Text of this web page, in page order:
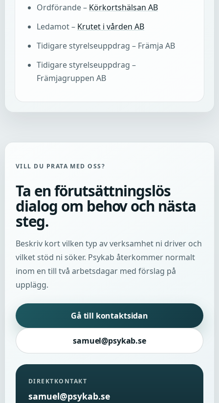
Ordförande – Körkortshälsan AB
Ledamot – Krutet i vården AB
Tidigare styrelseuppdrag – Främja AB
Tidigare styrelseuppdrag –
Främjagruppen AB
VILL DU PRATA MED OSS?
Ta en förutsättningslös
dialog om behov och nästa
steg.
Beskriv kort vilken typ av verksamhet ni driver och
vilket stöd ni söker. Psykab återkommer normalt
inom en till två arbetsdagar med förslag på
upplägg.
Gå till kontaktsidan
samuel@psykab.se
DIREKTKONTAKT
samuel@psykab.se